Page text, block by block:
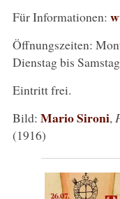
Für Informationen:
Öffnungszeiten:
Dienstag bis
Eintritt frei.
Bild: Mario Sironi,
(1916)